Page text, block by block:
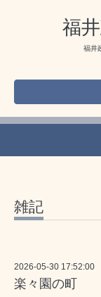
福
福井
雑記
2026-05-30 17:52:00
楽々園の町